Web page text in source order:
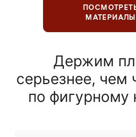
МАТЕРИАЛЫ
Держим
серьезнее, чем
по фигурному